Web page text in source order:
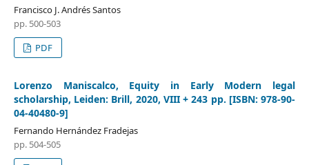
Francisco J. Andrés Santos
pp. 500-503
PDF
Lorenzo Maniscalco, Equity in Early Modern legal
scholarship, Leiden: Brill, 2020, VIII + 243 pp. [ISBN: 978-90-
04-40480-9]
Fernando Hernández Fradejas
pp. 504-505